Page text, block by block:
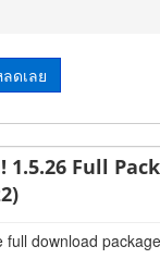
ดเลย
1.5.26 Full
full download